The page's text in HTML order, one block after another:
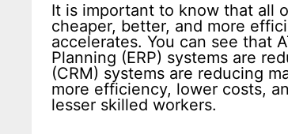
It is important to know that all
cheaper, better, and more
accelerates. You can see that
Planning (ERP) systems are
(CRM) systems are reducing
more efficiency, lower costs,
lesser skilled workers.